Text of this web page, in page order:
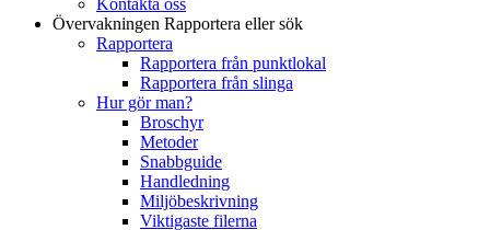
Övervakningen Rapportera eller sök
Rapportera
Rapportera från punktlokal
Rapportera från slinga
Hur gör man?
Broschyr
Metoder
Snabbguide
Handledning
Miljöbeskrivning
Viktigaste filerna